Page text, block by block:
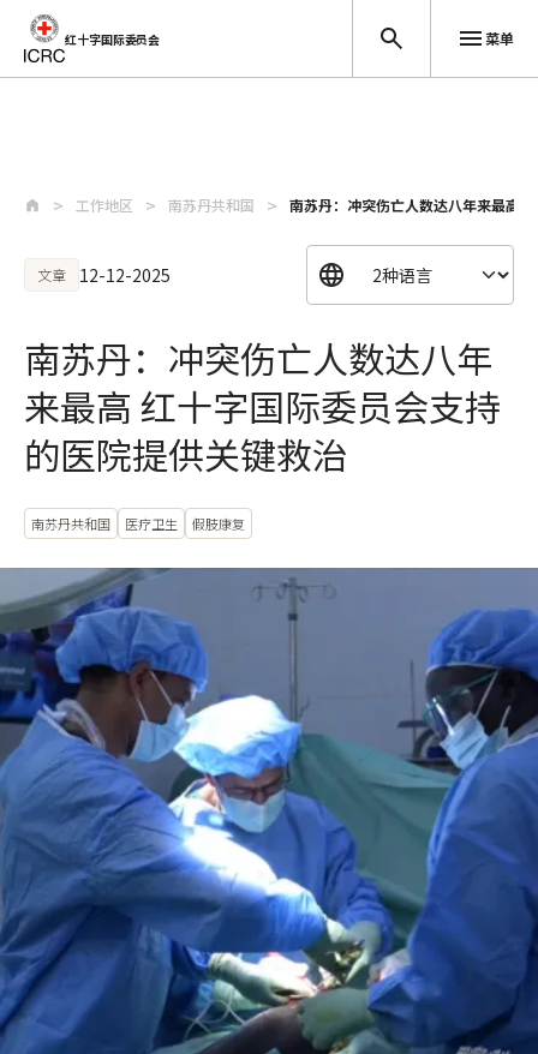
红十字国际委员会 菜单
工作地区 南苏丹共和国 南苏丹：冲突伤亡人数达八年来最高
文章 12-12-2025
南苏丹：冲突伤亡人数达八年
来最高 红十字国际委员会支持
的医院提供关键救治
南苏丹共和国 医疗卫生 假肢康复